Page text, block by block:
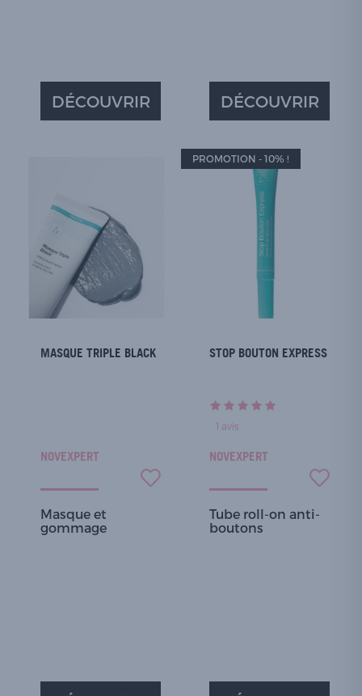
DÉCOUVRIR DÉCOUVRIR
MASQUE TRIPLE BLACK
NOVEXPERT
Masque et
gommage
PROMOTION - 10% !
STOP BOUTON EXPRESS
1 avis
NOVEXPERT
Tube roll-on anti-
boutons